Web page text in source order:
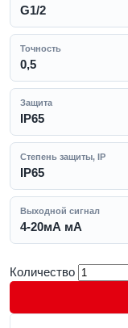
G1/2
Точность
0,5
Защита
IP65
Степень защиты, IP
IP65
Выходной сигнал
4-20мА мА
Количество